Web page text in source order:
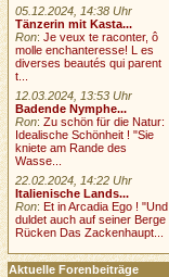
05.12.2024, 14:38 Uhr
Tänzerin mit Kasta...
Ron:Je veux te raconter, ô
molle enchanteresse! L es
diverses beautés qui parent
t...
12.03.2024, 13:53 Uhr
Badende Nymphe...
Ron:Zu schön für die Natur:
Idealische Schönheit ! "Sie
kniete am Rande des
Wasse...
22.02.2024, 14:22 Uhr
Italienische Lands...
Ron:Et in Arcadia Ego ! "Und
duldet auch auf seiner Berge
Rücken Das Zackenhaupt...
Aktuelle Forenbeiträge